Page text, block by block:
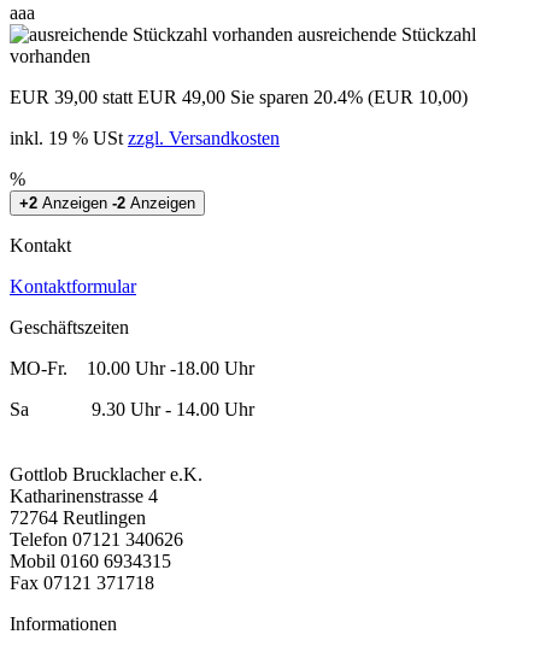
aaa
ausreichende Stückzahl
vorhanden
EUR 39,00 statt EUR 49,00 Sie sparen 20.4% (EUR 10,00)
inkl. 19 % USt zzgl. Versandkosten
%
+2 Anzeigen -2 Anzeigen
Kontakt
Kontaktformular
Geschäftszeiten
MO-Fr. 10.00 Uhr -18.00 Uhr
Sa 9.30 Uhr - 14.00 Uhr
Gottlob Brucklacher e.K.
Katharinenstrasse 4
72764 Reutlingen
Telefon 07121 340626
Mobil 0160 6934315
Fax 07121 371718
Informationen